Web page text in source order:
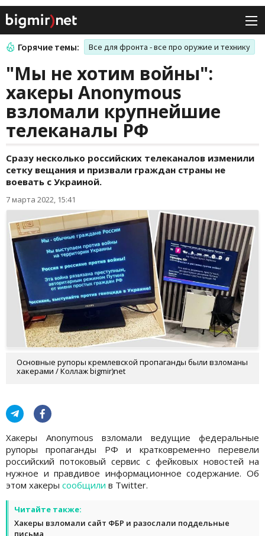
Горячие темы: Все для фронта - все про оружие и технику
"Мы не хотим войны":
хакеры Anonymous
взломали крупнейшие
телеканалы РФ
Сразу несколько российских телеканалов изменили
сетку вещания и призвали граждан страны не
воевать с Украиной.
7 марта 2022, 15:41
Основные рупоры кремлевской пропаганды были взломаны
хакерами / Коллаж bigmir)net
Хакеры Anonymous взломали ведущие федеральные
рупоры пропаганды РФ и кратковременно перевели
российский потоковый сервис с фейковых новостей на
нужное и правдивое информационное содержание. Об
этом хакеры сообщили в Twitter.
Читайте также:
Хакеры взломали сайт ФБР и разослали поддельные
письма